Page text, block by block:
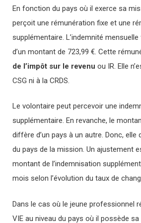
En fonction du pays où il exerce sa
perçoit une rémunération fixe et une
supplémentaire. L’indemnité
d’un montant de 723,99 €. Cette
de l’impôt sur le revenu ou IR. Elle
CSG ni à la CRDS.
Le volontaire peut percevoir une
supplémentaire. En revanche, le
diffère d’un pays à un autre. Donc, elle
du pays de la mission. Un ajustement
montant de l’indemnisation
mois selon l’évolution du taux de
Dans le cas où le jeune professionnel
VIE au niveau du pays où il possède